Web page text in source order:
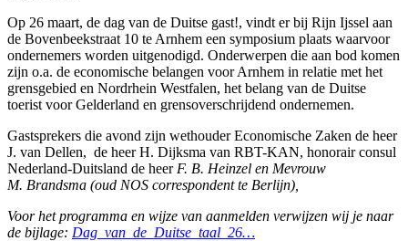
Op 26 maart, de dag van de Duitse gast!, vindt er bij Rijn Ijssel aan
de Bovenbeekstraat 10 te Arnhem een symposium plaats waarvoor
ondernemers worden uitgenodigd. Onderwerpen die aan bod komen
zijn o.a. de economische belangen voor Arnhem in relatie met het
grensgebied en Nordrhein Westfalen, het belang van de Duitse
toerist voor Gelderland en grensoverschrijdend ondernemen.
Gastsprekers die avond zijn wethouder Economische Zaken de heer
J. van Dellen, de heer H. Dijksma van RBT-KAN, honorair consul
Nederland-Duitsland de heer F. B. Heinzel en Mevrouw
M. Brandsma (oud NOS correspondent te Berlijn),
Voor het programma en wijze van aanmelden verwijzen wij je naar
de bijlage: Dag_van_de_Duitse_taal_26…